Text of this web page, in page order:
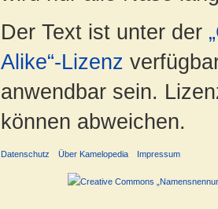
Der Text ist unter der
Alike“-Lizenz
anwendbar sein.
können abweichen.
Datenschutz Über Kamelopedia Impressum